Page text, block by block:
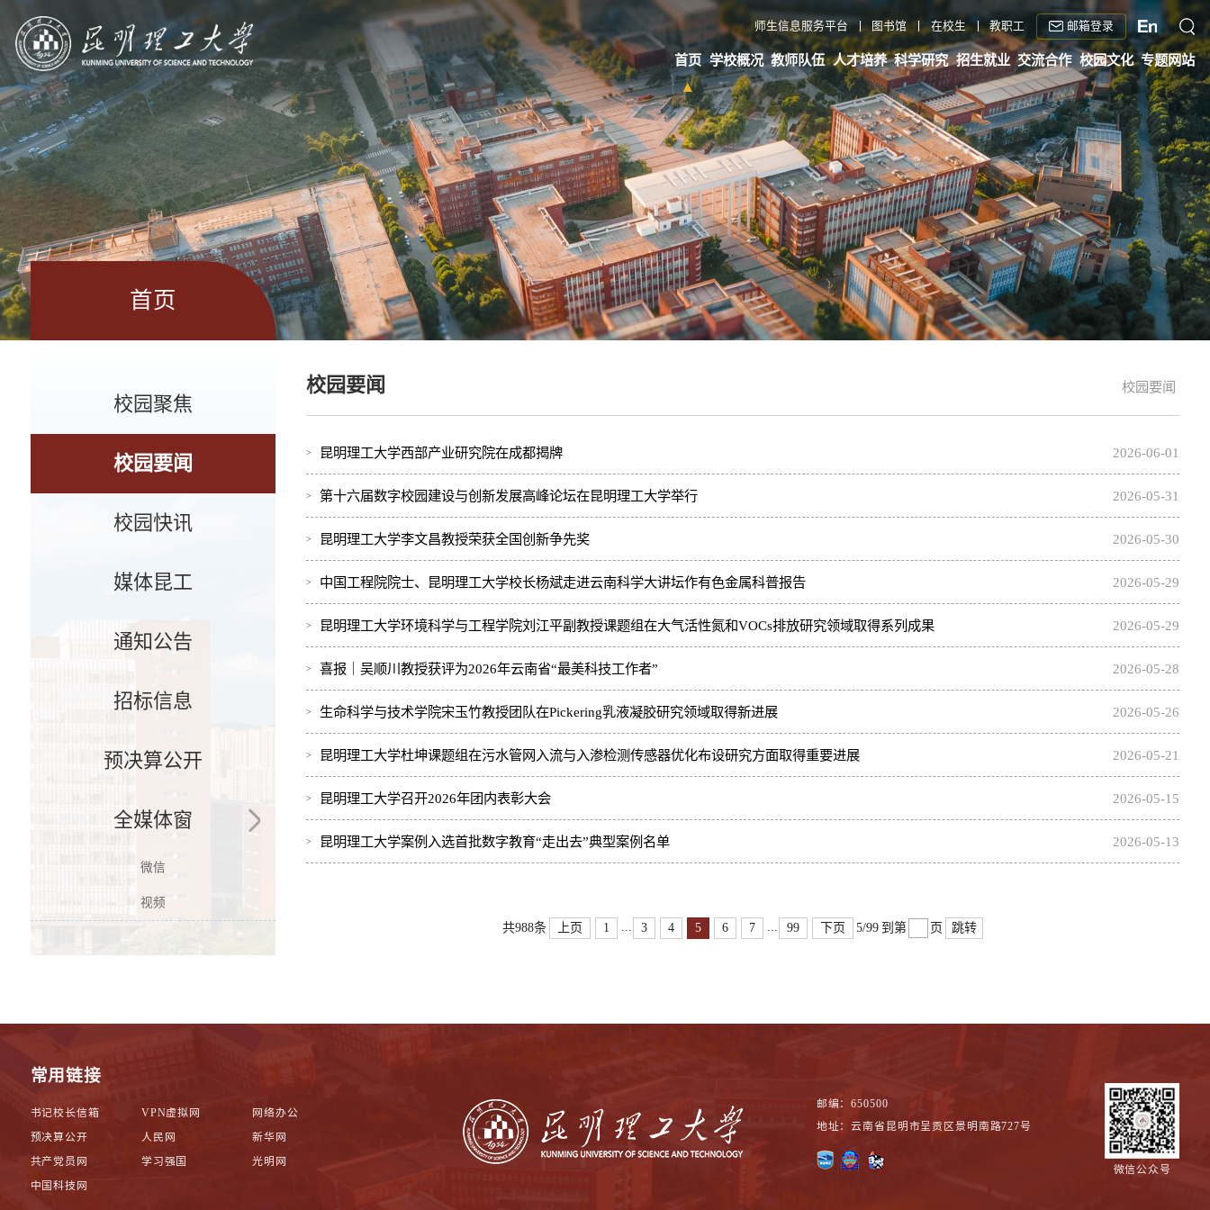
师生信息服务平台 图书馆 在校生 教职工 邮箱登录
首页 学校概况 教师队伍 人才培养 科学研究 招生就业 交流合作 校园文化 专题网站
首页
校园聚焦
校园要闻
校园快讯
媒体昆工
通知公告
招标信息
预决算公开
全媒体窗
微信
视频
校园要闻
校园要闻
昆明理工大学西部产业研究院在成都揭牌 2026-06-01
第十六届数字校园建设与创新发展高峰论坛在昆明理工大学举行 2026-05-31
昆明理工大学李文昌教授荣获全国创新争先奖 2026-05-30
中国工程院院士、昆明理工大学校长杨斌走进云南科学大讲坛作有色金属科普报告 2026-05-29
昆明理工大学环境科学与工程学院刘江平副教授课题组在大气活性氮和VOCs排放研究领域取得系列成果 2026-05-29
喜报｜吴顺川教授获评为2026年云南省“最美科技工作者” 2026-05-28
生命科学与技术学院宋玉竹教授团队在Pickering乳液凝胶研究领域取得新进展 2026-05-26
昆明理工大学杜坤课题组在污水管网入流与入渗检测传感器优化布设研究方面取得重要进展 2026-05-21
昆明理工大学召开2026年团内表彰大会 2026-05-15
昆明理工大学案例入选首批数字教育“走出去”典型案例名单 2026-05-13
共988条 上页 1 ... 3 4 5 6 7 ... 99 下页 5/99 到第 页 跳转
常用链接
书记校长信箱 VPN虚拟网
网络办公
预决算公开
人民网
新华网
共产党员网
学习强国
光明网
中国科技网
邮编：650500
地址：云南省昆明市呈贡区景明南路727号
微信公众号